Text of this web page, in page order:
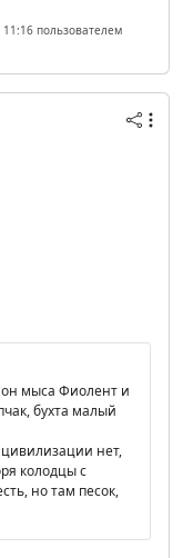
пользователем
мыса Фиолент и
бухта малый
цивилизации нет,
колодцы с
но там песок,